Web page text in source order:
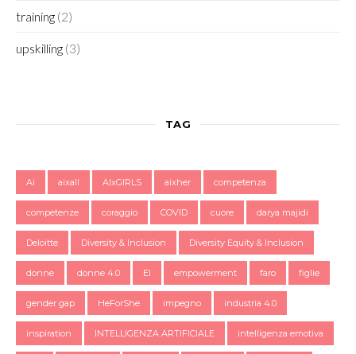
training (2)
upskilling (3)
TAG
Ai aixall AIxGIRLS aixher competenza
competenze coraggio COVID cuore darya majidi
Deloitte Diversity & Inclusion Diversity Equity & Inclusion
donne donne 4.0 EI empowerment faro figlie
gender gap HeForShe impegno industria 4.0
inspiration INTELLIGENZA ARTIFICIALE intelligenza emotiva